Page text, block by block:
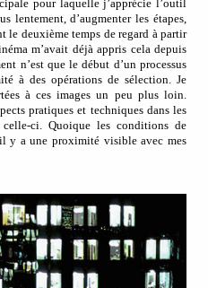
pour laquelle j’apprécie l’outil
lentement, d’augmenter les étapes,
le deuxième temps de regard à partir
m’avait déjà appris cela depuis
n’est que le début d’un processus
à des opérations de sélection. Je
à ces images un peu plus loin.
pratiques et techniques dans les
ci. Quoique les conditions de
y a une proximité visible avec mes